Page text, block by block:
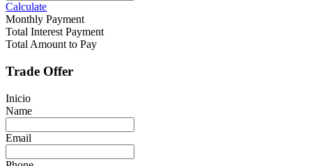
Calculate
Monthly Payment
Total Interest Payment
Total Amount to Pay
Trade Offer
Inicio
Name
Email